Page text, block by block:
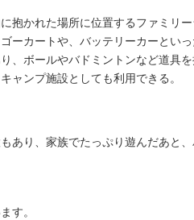
抱かれた場所に位置するファミリ
ーカートや、バッテリーカーとい
、ボールやバドミントンなど道具
ャンプ施設としても利用できる。
あり、家族でたっぷり遊んだあと、
す。